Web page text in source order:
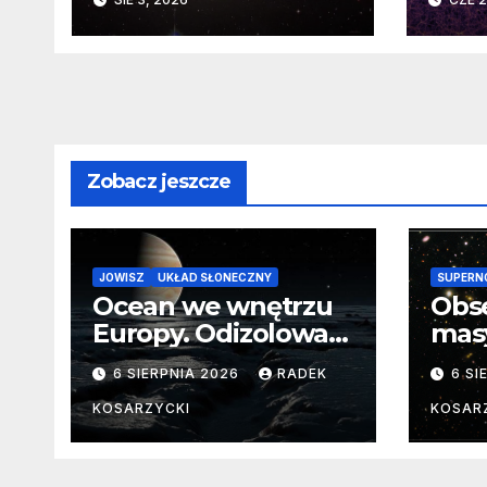
faktyczne wymiary
Zobacz jeszcze
JOWISZ UKŁAD SŁONECZNY
Ocean we wnętrzu
Europy. Odizolowani
przez lodową
barierę
6 SIERPNIA 2026 RADEK
KOSARZYCKI
od
6